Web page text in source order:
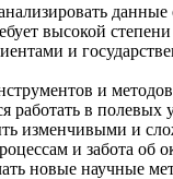
высокой
и
и
работать в
изменчивыми и
и забота об
новые научные